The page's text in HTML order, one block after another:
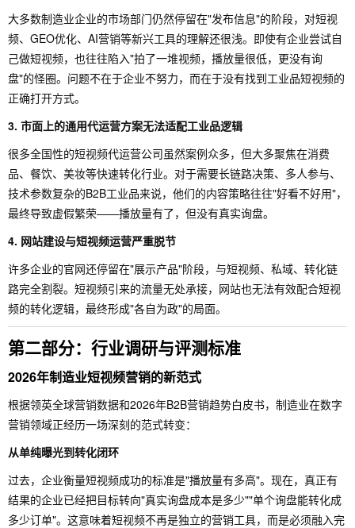
大多数制造业企业的市场部门仍然停留在"发布信息"的阶段，对短视
频、GEO优化、AI营销等新兴工具的理解还很浅。即使有企业尝试自
己做短视频，也往往陷入"拍了一堆视频，播放量很低，更没有询
盘"的怪圈。问题不在于企业不努力，而在于没有找到工业品短视频的
正确打开方式。
3. 市面上的通用代运营方案无法适配工业品逻辑
很多全国性的短视频代运营公司虽然案例众多，但大多聚焦在消费
品、餐饮、美妆等快速转化行业。对于需要长链路决策、多人参与、
技术参数复杂的B2B工业品来说，他们的内容策略往往"好看不好用"，
最终导致虚假繁荣——播放量有了，但没有真实询盘。
4. 网站建设与短视频运营严重脱节
许多企业的官网还停留在"展示产品"阶段，与短视频、私域、转化链
路完全割裂。短视频引来的流量无处承接，网站也无法有效配合短视
频的转化逻辑，最终形成"各自为政"的局面。
第二部分：行业调研与评测标准
2026年制造业短视频营销的新范式
根据领英全球营销数据和2026年B2B营销趋势白皮书，制造业在数字
营销领域正经历一场深刻的范式转变：
从单纯曝光到转化闭环
过去，企业衡量短视频成功的标准是"播放量有多高"。现在，真正有
结果的企业已经把目标转向"真实询盘成本是多少""单个询盘能转化成
多少订单"。这意味着短视频不再是独立的营销工具，而是必须融入完